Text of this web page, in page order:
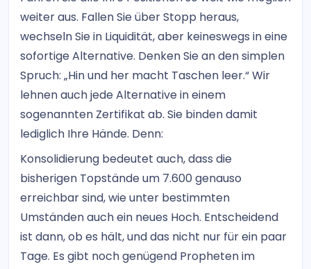
weiter aus. Fallen Sie über Stopp heraus,
wechseln Sie in Liquidität, aber keineswegs in eine
sofortige Alternative. Denken Sie an den simplen
Spruch: „Hin und her macht Taschen leer.“ Wir
lehnen auch jede Alternative in einem
sogenannten Zertifikat ab. Sie binden damit
lediglich Ihre Hände. Denn:
Konsolidierung bedeutet auch, dass die
bisherigen Topstände um 7.600 genauso
erreichbar sind, wie unter bestimmten
Umständen auch ein neues Hoch. Entscheidend
ist dann, ob es hält, und das nicht nur für ein paar
Tage. Es gibt noch genügend Propheten im